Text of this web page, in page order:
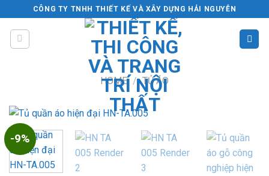
to
content
CÔNG TY TNHH THIẾT KẾ VÀ XÂY DỰNG HẢI NGUYỄN
HOME / TỦ ÁO
-9%